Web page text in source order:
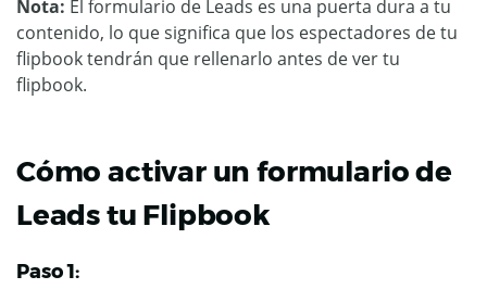
Nota: El formulario de Leads es una puerta dura a tu
contenido, lo que significa que los espectadores de tu
flipbook tendrán que rellenarlo antes de ver tu
flipbook.
Cómo activar un formulario de
Leads tu Flipbook
Paso 1: